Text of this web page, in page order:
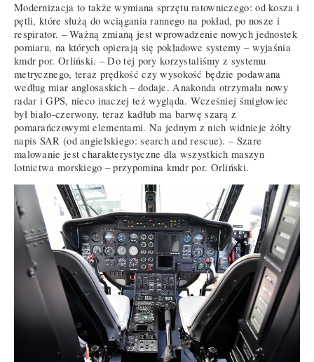
Modernizacja to także wymiana sprzętu ratowniczego: od kosza i
pętli, które służą do wciągania rannego na pokład, po nosze i
respirator. – Ważną zmianą jest wprowadzenie nowych jednostek
pomiaru, na których opierają się pokładowe systemy – wyjaśnia
kmdr por. Orliński. – Do tej pory korzystaliśmy z systemu
metrycznego, teraz prędkość czy wysokość będzie podawana
według miar anglosaskich – dodaje. Anakonda otrzymała nowy
radar i GPS, nieco inaczej też wygląda. Wcześniej śmigłowiec
był biało-czerwony, teraz kadłub ma barwę szarą z
pomarańczowymi elementami. Na jednym z nich widnieje żółty
napis SAR (od angielskiego: search and rescue). – Szare
malowanie jest charakterystyczne dla wszystkich maszyn
lotnictwa morskiego – przypomina kmdr por. Orliński.